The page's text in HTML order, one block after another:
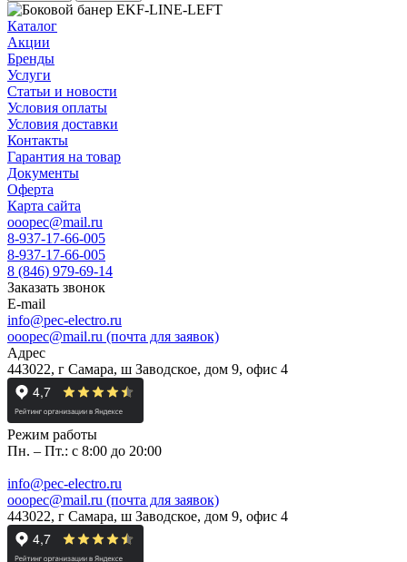
Каталог
Акции
Бренды
Услуги
Статьи и новости
Условия оплаты
Условия доставки
Контакты
Гарантия на товар
Документы
Оферта
Карта сайта
ooopec@mail.ru
8-937-17-66-005
8-937-17-66-005
8 (846) 979-69-14
Заказать звонок
E-mail
info@pec-electro.ru
ooopec@mail.ru (почта для заявок)
Адрес
443022, г Самара, ш Заводское, дом 9, офис 4
Режим работы
Пн. – Пт.: с 8:00 до 20:00
info@pec-electro.ru
ooopec@mail.ru (почта для заявок)
443022, г Самара, ш Заводское, дом 9, офис 4